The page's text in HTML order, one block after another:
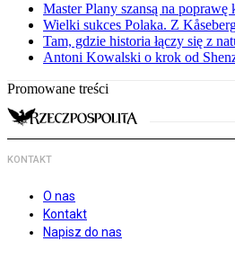
Master Plany szansą na
Wielki sukces Polaka. Z
Tam, gdzie historia łączy się z
Antoni Kowalski o krok od
Promowane treści
KONTAKT
O nas
Kontakt
Napisz do nas